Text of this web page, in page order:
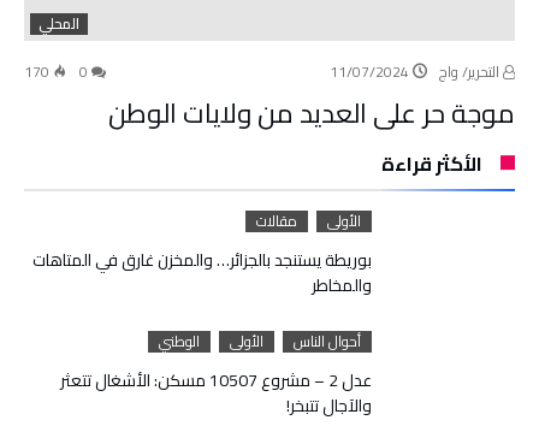
المحلي
التحرير/ واج
11/07/2024
170
موجة حر على العديد من ولايات الوطن
الأكثر قراءة
الأولى مقالات
بوريطة يستنجد بالجزائر… والمخزن غارق في المتاهات
والمخاطر
أحوال الناس الأولى الوطني
عدل 2 – مشروع 10507 مسكن: الأشغال تتعثر
والآجال تتبخر!